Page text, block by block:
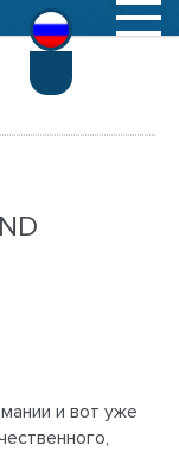
Русский
и вот уже